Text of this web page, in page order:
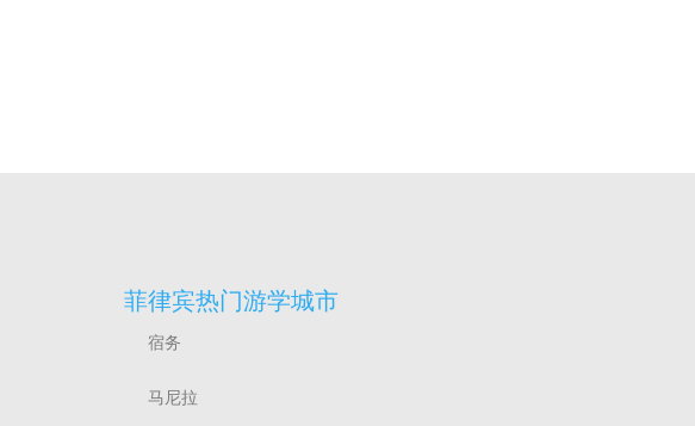
菲律宾热门游学城市
宿务
马尼拉